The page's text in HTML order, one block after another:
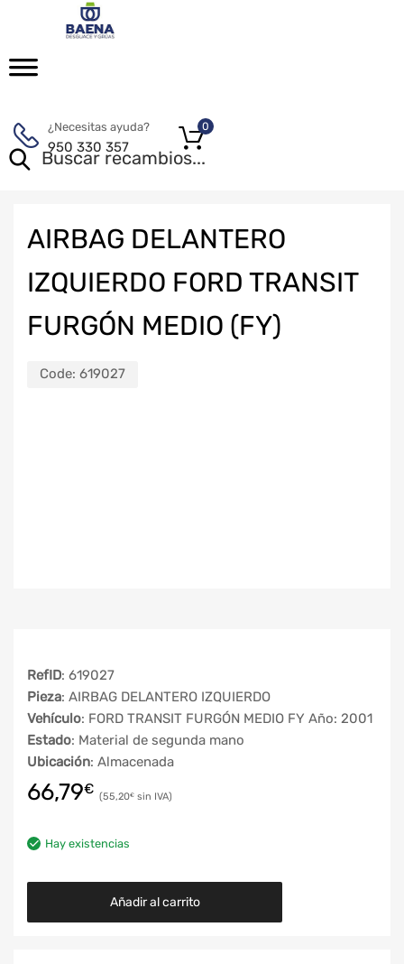
¿Necesitas ayuda?
950 330 357
0
AIRBAG DELANTERO
IZQUIERDO FORD TRANSIT
FURGÓN MEDIO (FY)
Code: 619027
RefID: 619027
Pieza: AIRBAG DELANTERO IZQUIERDO
Vehículo: FORD TRANSIT FURGÓN MEDIO FY Año: 2001
Estado: Material de segunda mano
Ubicación: Almacenada
66,79€ 55,20€
Hay existencias
Añadir al carrito